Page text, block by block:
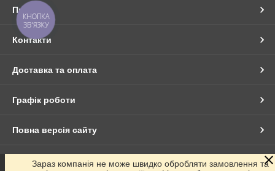
Про нас
Контакти
Доставка та оплата
Графік роботи
Повна версія сайту
Сайт створено на маркетплейсі Prom.ua
Зараз компанія не може швидко обробляти замовлення та
КНОПКА
ЗВ'ЯЗКУ